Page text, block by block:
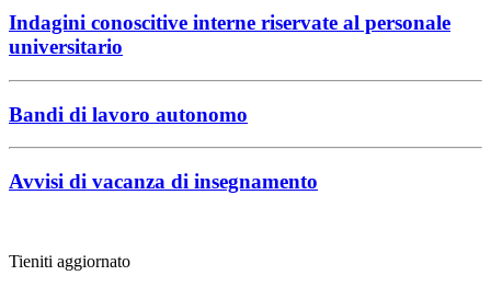
Indagini conoscitive interne riservate al personale
universitario
Bandi di lavoro autonomo
Avvisi di vacanza di insegnamento
Tieniti aggiornato